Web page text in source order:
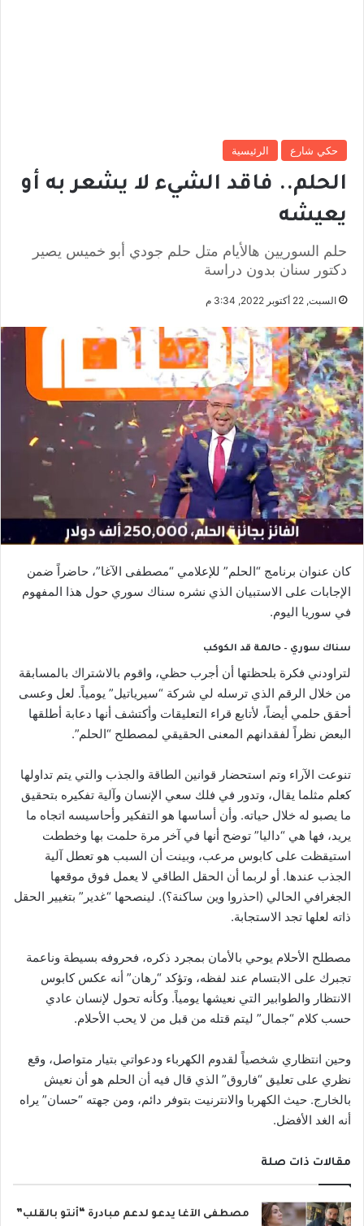
حكي شارع الرئيسية
الحلم.. فاقد الشيء لا يشعر به أو
يعيشه
حلم السوريين هالأيام متل حلم جودي أبو خميس يصير
دكتور سنان بدون دراسة
السبت, 22 أكتوبر 2022, 3:34 م
كان عنوان برنامج “الحلم” للإعلامي “مصطفى الآغا”، حاضراً ضمن
الإجابات على الاستبيان الذي نشره سناك سوري حول هذا المفهوم
في سوريا اليوم.
سناك سوري – حالمة قد الكوكب
لتراودني فكرة بلحظتها أن أجرب حظي، واقوم بالاشتراك بالمسابقة
من خلال الرقم الذي ترسله لي شركة “سيرياتيل” يومياً. لعل وعسى
أحقق حلمي أيضاً، لأتابع قراء التعليقات وأكتشف أنها دعابة أطلقها
البعض نظراً لفقدانهم المعنى الحقيقي لمصطلح “الحلم”.
تنوعت الآراء وتم استحضار قوانين الطاقة والجذب والتي يتم تداولها
كعلم مثلما يقال، وتدور في فلك سعي الإنسان وآلية تفكيره بتحقيق
ما يصبو له خلال حياته. وأن أساسها هو التفكير وأحاسيسه اتجاه ما
يريد، فها هي “داليا” توضح أنها في آخر مرة حلمت بها وخططت
استيقظت على كابوس مرعب، وبينت أن السبب هو تعطل آلية
الجذب عندها. أو لربما أن الحقل الطاقي لا يعمل فوق موقعها
الجغرافي الحالي (احذروا وين ساكنة؟). لينصحها “غدير” بتغيير الحقل
ذاته لعلها تجد الاستجابة.
مصطلح الأحلام يوحي بالأمان بمجرد ذكره، فحروفه بسيطة وناعمة
تجبرك على الابتسام عند لفظه، وتؤكد “رهان” أنه عكس كابوس
الانتظار والطوابير التي نعيشها يومياً. وكأنه تحول لإنسان عادي
حسب كلام “جمال” ليتم قتله من قبل من لا يحب الأحلام.
وحين انتظاري شخصياً لقدوم الكهرباء ودعواتي بتيار متواصل، وقع
نظري على تعليق “فاروق” الذي قال فيه أن الحلم هو أن نعيش
بالخارج. حيث الكهربا والانترنيت بتوفر دائم، ومن جهته “حسان” يراه
أنه الغد الأفضل.
مقالات ذات صلة
مصطفى الآغا يدعو لدعم مبادرة “أنتو بالقلب”